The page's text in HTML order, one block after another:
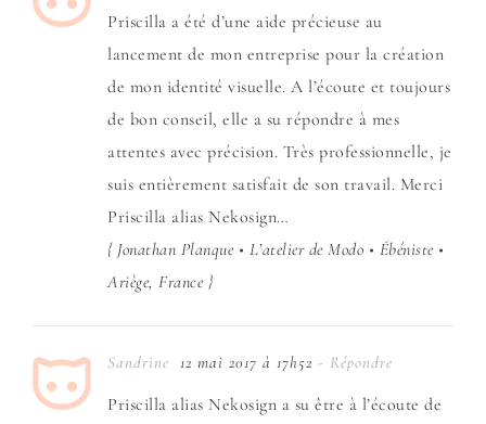
Priscilla a été d’une aide précieuse au
lancement de mon entreprise pour la création
de mon identité visuelle. A l’écoute et toujours
de bon conseil, elle a su répondre à mes
attentes avec précision. Très professionnelle, je
suis entièrement satisfait de son travail. Merci
Priscilla alias Nekosign…
{ Jonathan Planque • L’atelier de Modo • Ébéniste •
Ariège, France }
Sandrine 12 mai 2017 à 17h52 - Répondre
Priscilla alias Nekosign a su être à l’écoute de